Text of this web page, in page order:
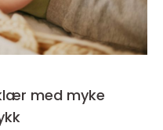
med myke